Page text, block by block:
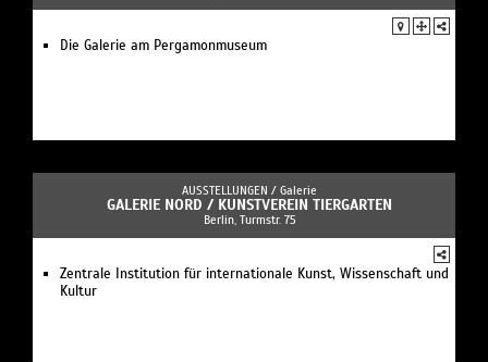
Die Galerie am Pergamonmuseum
AUSSTELLUNGEN / Galerie
GALERIE NORD / KUNSTVEREIN TIERGARTEN
Berlin, Turmstr. 75
Zentrale Institution für internationale Kunst, Wissenschaft und
Kultur